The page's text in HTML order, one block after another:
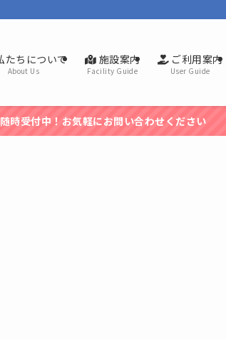
たちについて
About Us
施設案内
Facility Guide
ご利用案内
User Guide
随時受付中！お気軽にお問い合わせください